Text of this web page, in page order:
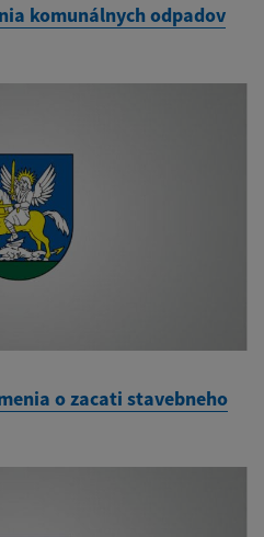
komunálnych odpadov
o zacati stavebneho